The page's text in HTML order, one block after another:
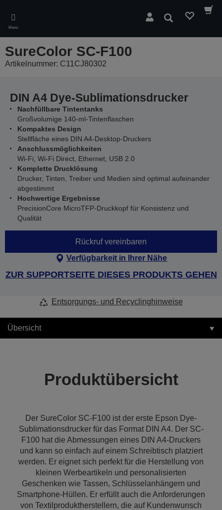
main
content
Menü
Suchen
SureColor SC-F100
Artikelnummer: C11CJ80302
DIN A4 Dye-Sublimationsdrucker
Nachfüllbare Tintentanks
Großvolumige 140-ml-Tintenflaschen
Kompaktes Design
Stellfläche eines DIN A4-Desktop-Druckers
Anschlussmöglichkeiten
Wi-Fi, Wi-Fi Direct, Ethernet, USB 2.0
Komplette Drucklösung
Drucker, Tinten, Treiber und Medien sind optimal aufeinander
abgestimmt
Hochwertige Ergebnisse
PrecisionCore MicroTFP-Druckkopf für Konsistenz und
Qualität
Rückruf vereinbaren
Verfügbarkeit in Ihrer Nähe
ZUR SUPPORTSEITE DIESES PRODUKTS GEHEN
Entsorgungs- und Recyclinghinweise
Übersicht
Produktübersicht
Der SureColor SC-F100 ist der erste Epson Dye-
Sublimationsdrucker für das Format DIN A4. Der SC-
F100 hat die Abmessungen eines DIN A4-Druckers
und kann so einfach auf einem Schreibtisch platziert
werden. Er eignet sich perfekt für die Herstellung von
kleinen Werbeartikeln und personalisierten
Geschenken wie Tassen, Schlüsselanhängern und
Smartphone-Hüllen. Er erfüllt auch die Anforderungen
von Textilproduktherstellern, die auf Kundenwunsch